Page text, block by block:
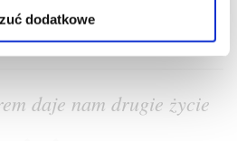
dodatkowe
SŁOWNIK
daje nam drugie życie